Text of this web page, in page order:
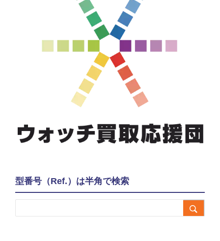
型番号（Ref.）は半角で検索
